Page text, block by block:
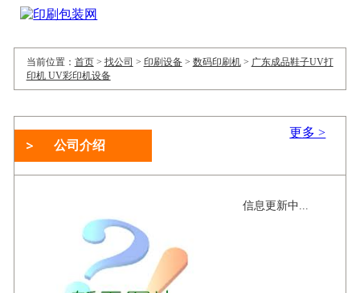
当前位置： 首页> 找公司 > 印刷设备> 数码印刷机> 广东成品鞋子UV打
印机 UV彩印机设备
公司介绍
更多 >
信息更新中...